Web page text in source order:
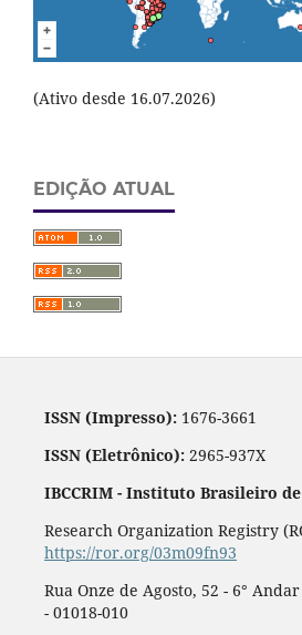
(Ativo desde 16.07.2026)
EDIÇÃO ATUAL
ISSN (Impresso):1676-3661
ISSN (Eletrônico):2965-937X
IBCCRIM - Instituto Brasileiro
Research Organization Registry
https://ror.org/03m09fn93
Rua Onze de Agosto, 52 - 6°
- 01018-010